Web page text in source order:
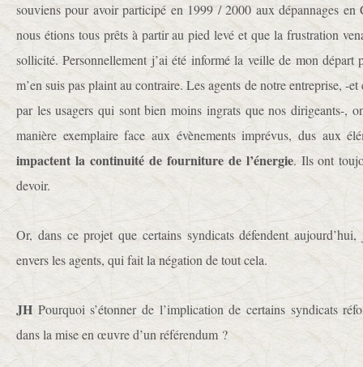
souviens pour avoir participé en 1999 / 2000 aux dépannages en
nous étions tous prêts à partir au pied levé et que la frustration
sollicité. Personnellement j’ai été informé la veille de mon
m’en suis pas plaint au contraire. Les agents de notre entreprise, -
par les usagers qui sont bien moins ingrats que nos dirigeants-,
manière exemplaire face aux évènements imprévus, dus aux
impactent la continuité de fourniture de l’énergie. Ils ont
devoir.
Or, dans ce projet que certains syndicats défendent
envers les agents, qui fait la négation de tout cela.
JH Pourquoi s’étonner de l’implication de certains syndicats
dans la mise en œuvre d’un référendum ?